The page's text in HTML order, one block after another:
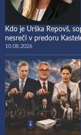
Kdo je Urška Repovš,
nesreči v predoru
10.08.2026